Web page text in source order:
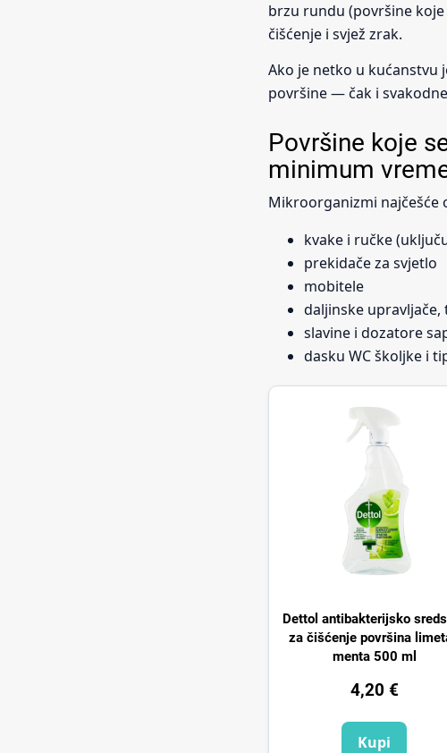
brzu rundu (površine
čišćenje i svjež zrak.
Ako je netko u kućanstvu
površine — čak i
Površine koje
minimum
Mikroorganizmi najčešće
kvake i ručke
prekidače za svjetlo
mobitele
daljinske upravljače,
slavine i dozatore
dasku WC školjke i
Dettol antibakterijsko
za čišćenje površina
menta 500 ml
4,20 €
Kupi